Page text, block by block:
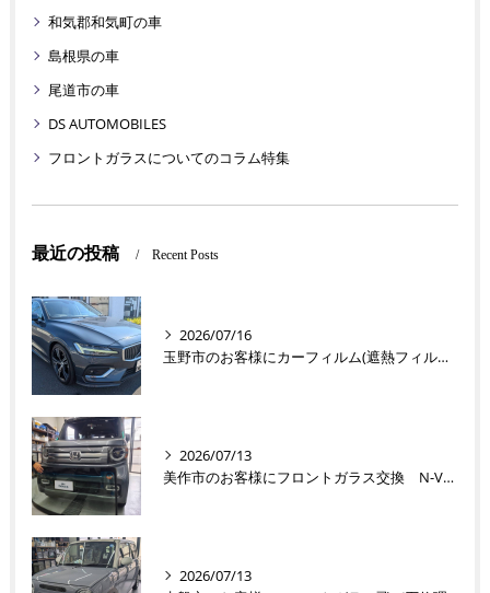
和気郡和気町の車
島根県の車
尾道市の車
DS AUTOMOBILES
フロントガラスについてのコラム特集
最近の投稿 Recent Posts
2026/07/16
玉野市のお客様にカーフィルム(遮熱フィルム) V60【nexus株式会社】
2026/07/13
美作市のお客様にフロントガラス交換 N-VAN【nexus株式会社】
2026/07/13